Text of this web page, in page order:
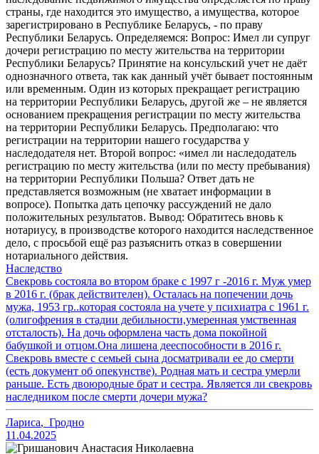
страны, где находится это имущество, а имущества, которое
зарегистрировано в Республике Беларусь, - по праву
Республики Беларусь. Определяемся: Вопрос: Имел ли супруг
дочери регистрацию по месту жительства на территории
Республики Беларусь? Принятие на консульский учет не даёт
однозначного ответа, так как данный учёт бывает постоянным
или временным. Один из которых прекращает регистрацию
на территории Республики Беларусь, другой же – не является
основанием прекращения регистрации по месту жительства
на территории Республики Беларусь. Предполагаю: что
регистрации на территории нашего государства у
наследодателя нет. Второй вопрос: «имел ли наследодатель
регистрацию по месту жительства (или по месту пребывания)
на территории Республики Польша? Ответ дать не
представляется возможным (не хватает информации в
вопросе). Попытка дать цепочку рассуждений не дало
положительных результатов. Вывод: Обратитесь вновь к
нотариусу, в производстве которого находится наследственное
дело, с просьбой ещё раз разъяснить отказ в совершении
нотариального действия.
Наследство
Свекровь состояла во втором браке с 1997 г -2016 г. Муж умер
в 2016 г. (брак действителен). Осталась на попечении дочь
мужа, 1953 гр..которая состояла на учете у психиатра с 1961 г.
(олигофрения в стадии дебильности,умеренная умственная
отсталость). На дочь оформлена часть дома покойной
бабушкой и отцом.Она лишена дееспособности в 2016 г.
Свекровь вместе с семьей сына досматривали ее до смерти
(есть документ об опекунстве). Родная мать и сестра умерли
раньше. Есть двоюродные брат и сестра. Является ли свекровь
наследником после смерти дочери мужа?
Лариса, Гродно
11.04.2025